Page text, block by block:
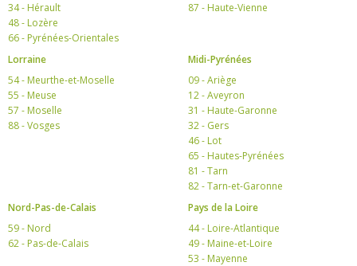
34 - Hérault
48 - Lozère
66 - Pyrénées-Orientales
87 - Haute-Vienne
Lorraine
54 - Meurthe-et-Moselle
55 - Meuse
57 - Moselle
88 - Vosges
Midi-Pyrénées
09 - Ariège
12 - Aveyron
31 - Haute-Garonne
32 - Gers
46 - Lot
65 - Hautes-Pyrénées
81 - Tarn
82 - Tarn-et-Garonne
Nord-Pas-de-Calais
59 - Nord
62 - Pas-de-Calais
Pays de la Loire
44 - Loire-Atlantique
49 - Maine-et-Loire
53 - Mayenne